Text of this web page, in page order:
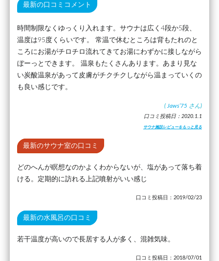
最新の口コミコメント
時間制限なくゆっくり入れます。サウナは広く4段か5段、
温度は95度くらいです。 常温で休むところは背もたれのと
ころにお湯がチロチロ流れてきてお湯にわずかに接しながら
ぼーっとできます。 温泉もたくさんあります。あまり見な
い炭酸温泉があって皮膚がチクチクしながら温まっていくの
も良い感じです。
( Jaws’75 さん)
口コミ投稿日：2020.1.1
サウナ施設レビューをもっと見る
最新のサウナ室の口コミ
どのへんが瞑想なのかよくわからないが、塩があって落ち着
ける。定期的に訪れる上記噴射がいい感じ
口コミ投稿日：2019/02/23
最新の水風呂の口コミ
若干温度が高いので長居する人が多く、混雑気味。
口コミ投稿日：2018/07/01